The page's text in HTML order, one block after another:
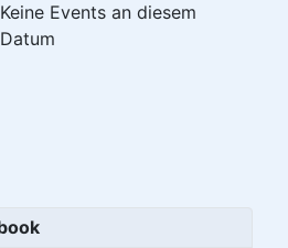
Keine Events an diesem
Datum